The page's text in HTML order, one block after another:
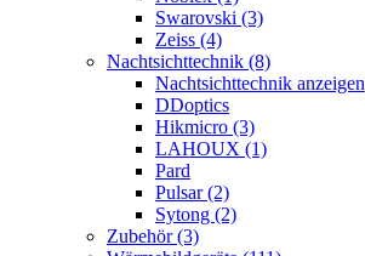
Swarovski (3)
Zeiss (4)
Nachtsichttechnik (8)
Nachtsichttechnik anzeigen
DDoptics
Hikmicro (3)
LAHOUX (1)
Pard
Pulsar (2)
Sytong (2)
Zubehör (3)